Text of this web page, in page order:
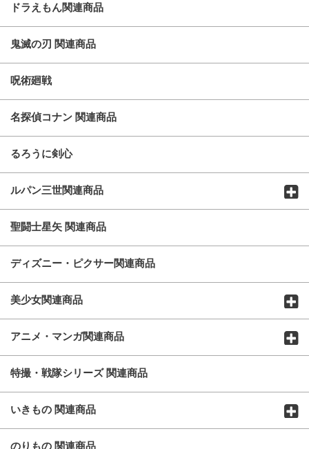
ドラえもん関連商品
鬼滅の刃 関連商品
呪術廻戦
名探偵コナン 関連商品
るろうに剣心
ルパン三世関連商品
聖闘士星矢 関連商品
ディズニー・ピクサー関連商品
美少女関連商品
アニメ・マンガ関連商品
特撮・戦隊シリーズ 関連商品
いきもの 関連商品
のりもの 関連商品